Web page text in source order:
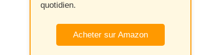
quotidien.
Acheter sur Amazon